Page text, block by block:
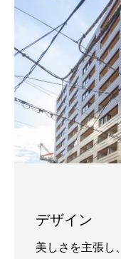
デザイン
美しさを主張し